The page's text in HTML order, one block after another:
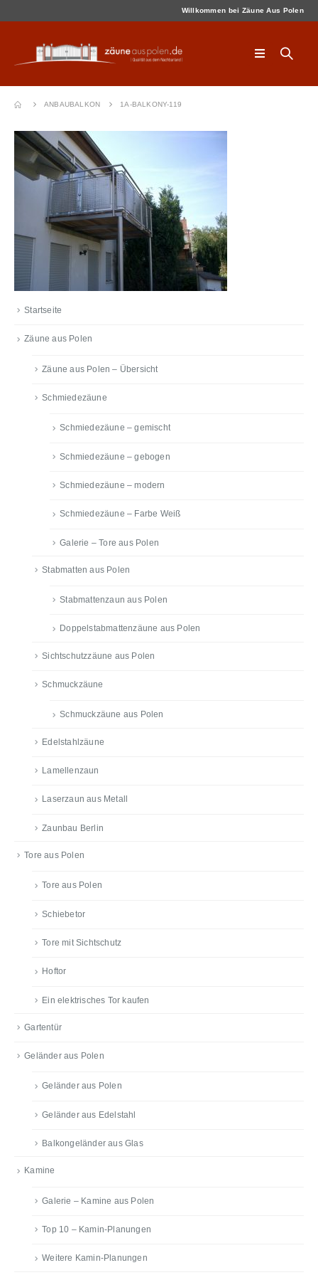
Willkommen bei Zäune Aus Polen
ANBAUBALKON 1A-BALKONY-119
Startseite
Zäune aus Polen
Zäune aus Polen – Übersicht
Schmiedezäune
Schmiedezäune – gemischt
Schmiedezäune – gebogen
Schmiedezäune – modern
Schmiedezäune – Farbe Weiß
Galerie – Tore aus Polen
Stabmatten aus Polen
Stabmattenzaun aus Polen
Doppelstabmattenzäune aus Polen
Sichtschutzzäune aus Polen
Schmuckzäune
Schmuckzäune aus Polen
Edelstahlzäune
Lamellenzaun
Laserzaun aus Metall
Zaunbau Berlin
Tore aus Polen
Tore aus Polen
Schiebetor
Tore mit Sichtschutz
Hoftor
Ein elektrisches Tor kaufen
Gartentür
Geländer aus Polen
Geländer aus Polen
Geländer aus Edelstahl
Balkongeländer aus Glas
Kamine
Galerie – Kamine aus Polen
Top 10 – Kamin-Planungen
Weitere Kamin-Planungen